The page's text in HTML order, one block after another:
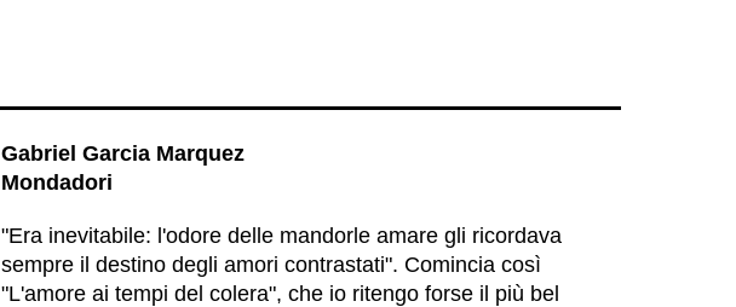
Gabriel Garcia Marquez
Mondadori
"Era inevitabile: l'odore delle mandorle amare gli ricordava
sempre il destino degli amori contrastati". Comincia così
"L'amore ai tempi del colera", che io ritengo forse il più bel